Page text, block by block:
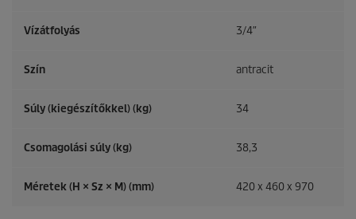
Vízátfolyás 3/4″
Szín antracit
Súly (kiegészítőkkel) (kg) 34
Csomagolási súly (kg) 38,3
Méretek (H × Sz × M) (mm) 420 x 460 x 970